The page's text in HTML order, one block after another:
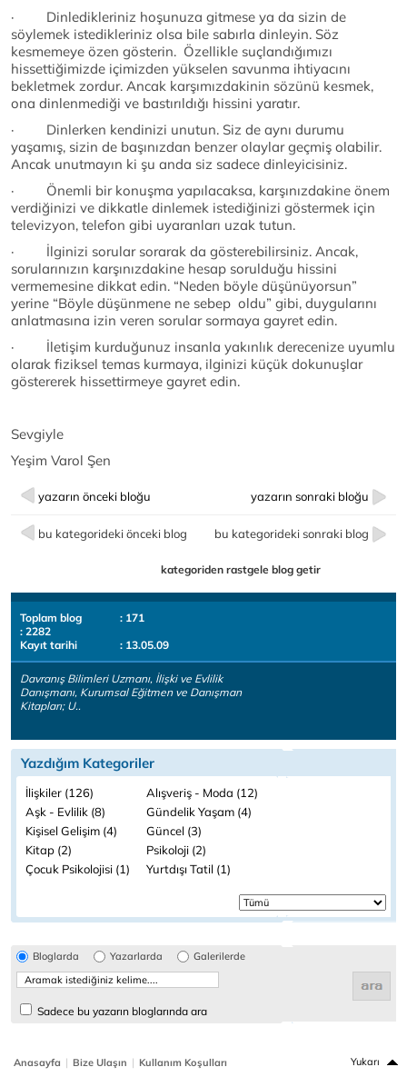
· Dinledikleriniz hoşunuza gitmese ya da sizin de
söylemek istedikleriniz olsa bile sabırla dinleyin. Söz
kesmemeye özen gösterin. Özellikle suçlandığımızı
hissettiğimizde içimizden yükselen savunma ihtiyacını
bekletmek zordur. Ancak karşımızdakinin sözünü kesmek,
ona dinlenmediği ve bastırıldığı hissini yaratır.
· Dinlerken kendinizi unutun. Siz de aynı durumu
yaşamış, sizin de başınızdan benzer olaylar geçmiş olabilir.
Ancak unutmayın ki şu anda siz sadece dinleyicisiniz.
· Önemli bir konuşma yapılacaksa, karşınızdakine önem
verdiğinizi ve dikkatle dinlemek istediğinizi göstermek için
televizyon, telefon gibi uyaranları uzak tutun.
· İlginizi sorular sorarak da gösterebilirsiniz. Ancak,
sorularınızın karşınızdakine hesap sorulduğu hissini
vermemesine dikkat edin. “Neden böyle düşünüyorsun”
yerine “Böyle düşünmene ne sebep oldu” gibi, duygularını
anlatmasına izin veren sorular sormaya gayret edin.
· İletişim kurduğunuz insanla yakınlık derecenize uyumlu
olarak fiziksel temas kurmaya, ilginizi küçük dokunuşlar
göstererek hissettirmeye gayret edin.
Sevgiyle
Yeşim Varol Şen
yazarın önceki bloğu yazarın sonraki bloğu
bu kategorideki önceki blog bu kategorideki sonraki blog
kategoriden rastgele blog getir
Toplam blog
: 171
: 2282
Kayıt tarihi
: 13.05.09
Davranış Bilimleri Uzmanı, İlişki ve Evlilik
Danışmanı, Kurumsal Eğitmen ve Danışman
Kitapları; U..
Yazdığım Kategoriler
İlişkiler (126)
Alışveriş - Moda (12)
Aşk - Evlilik (8)
Gündelik Yaşam (4)
Kişisel Gelişim (4)
Güncel (3)
Kitap (2)
Psikoloji (2)
Çocuk Psikolojisi (1)
Yurtdışı Tatil (1)
Bloglarda Yazarlarda Galerilerde
Sadece bu yazarın bloglarında ara
Anasayfa | Bize Ulaşın | Kullanım Koşulları Yukarı